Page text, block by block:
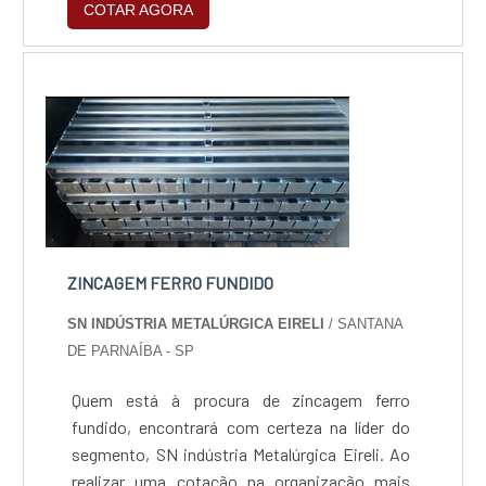
suporte de especialistas para sanar eventuais
dúvidas.ZINCAGEM PREÇO JUSTO E
acessível em uma empresa que preza pela
segurança, encontra na internet a SN indús...
COTAR AGORA
ZINCAGEM FERRO FUNDIDO
SN INDÚSTRIA METALÚRGICA EIRELI/ SANTANA
DE PARNAÍBA - SP
Quem está à procura de zincagem ferro
fundido, encontrará com certeza na líder do
segmento, SN indústria Metalúrgica Eireli. Ao
realizar uma cotação na organização mais